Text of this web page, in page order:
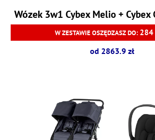
Wózek 3w1 Cybex Melio + Cybex
W ZESTAWIE OSZĘDZASZ DO: 284
od 2863.9 zł